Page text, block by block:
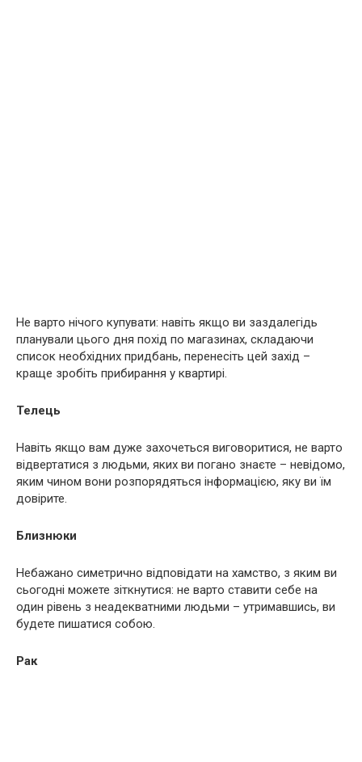
Не варто нічого купувати: навіть якщо ви заздалегідь
планували цього дня похід по магазинах, складаючи
список необхідних придбань, перенесіть цей захід –
краще зробіть прибирання у квартирі.
Телець
Навіть якщо вам дуже захочеться виговоритися, не варто
відвертатися з людьми, яких ви погано знаєте – невідомо,
яким чином вони розпорядяться інформацією, яку ви їм
довірите.
Близнюки
Небажано симетрично відповідати на хамство, з яким ви
сьогодні можете зіткнутися: не варто ставити себе на
один рівень з неадекватними людьми – утримавшись, ви
будете пишатися собою.
Рак